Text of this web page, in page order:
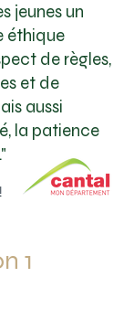
jeunes un
éthique
de règles,
et de
aussi
la patience
1